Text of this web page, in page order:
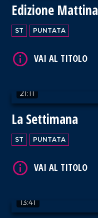
Edizione Mattina
ST PUNTATA
21:11
La Settimana
ST PUNTATA
VAI AL TITOLO
13:41
VAI AL TITOLO
VAI AL TITOLO